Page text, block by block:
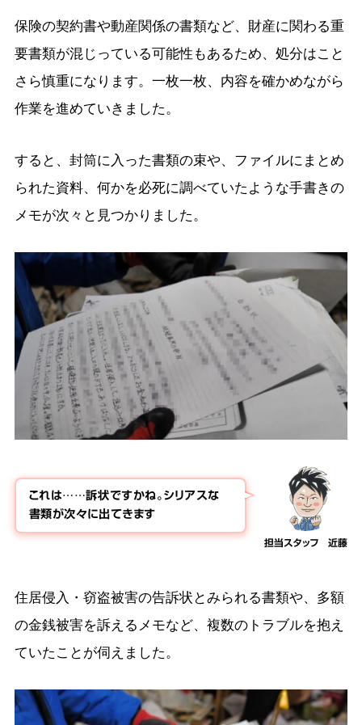
保険の契約書や動産関係の書類など、財産に関わる重
要書類が混じっている可能性もあるため、処分はこと
さら慎重になります。一枚一枚、内容を確かめながら
作業を進めていきました。
すると、封筒に入った書類の束や、ファイルにまとめ
られた資料、何かを必死に調べていたような手書きの
メモが次々と見つかりました。
担当スタッフ 近藤
これは……訴状ですかね。シリアスな
書類が次々に出てきます
住居侵入・窃盗被害の告訴状とみられる書類や、多額
の金銭被害を訴えるメモなど、複数のトラブルを抱え
ていたことが伺えました。